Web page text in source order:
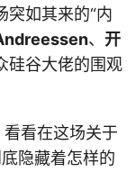
突如其来的“内
、 开
硅谷大佬的围观
看在这场关于
隐藏着怎样的